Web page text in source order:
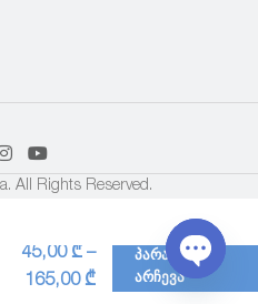
All Rights Reserved.
45,00 ₾ –
165,00 ₾
ᲞᲐᲠᲐᲛᲔᲢᲠᲘᲡ
ᲐᲠᲩᲔᲕᲐ
Open